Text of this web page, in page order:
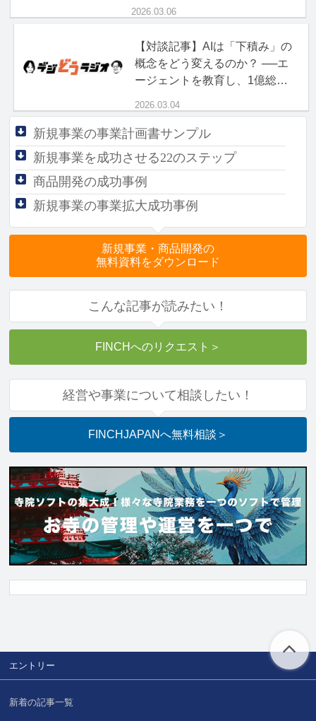
2026.03.06
【対談記事】AIは「下積み」の
概念をどう変えるのか？ ──エ
ージェントを教育し、1億総ボ
2026.03.04
新規事業の事業計画書サンプル
新規事業を成功させる22のステップ
商品開発の成功事例
新規事業の事業拡大成功事例
新規事業・商品開発の
無料資料をダウンロード
こんな記事が読みたい！
FINCHへのリクエスト ＞
経営や事業について相談したい！
FINCHJAPANへ無料相談 ＞
エントリー
新着の記事一覧